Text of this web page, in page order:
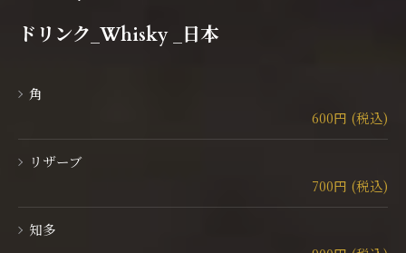
ドリンク_Whisky _日本
角
600円 (税込)
リザーブ
700円 (税込)
知多